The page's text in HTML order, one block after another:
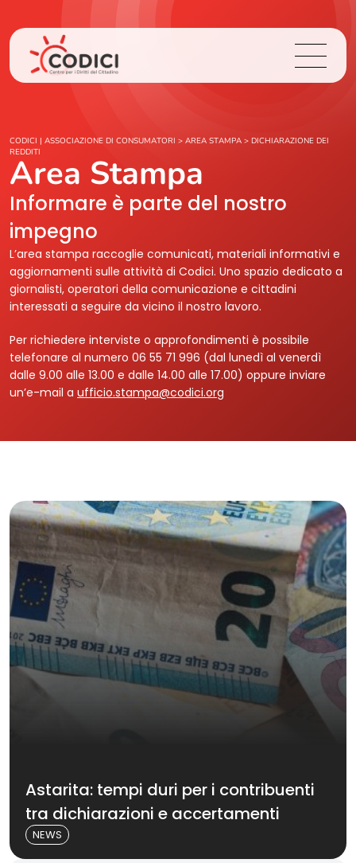
Chi Siamo
Cosa Facciamo
Area Stampa
Contatti
Login
CODICI | ASSOCIAZIONE DI CONSUMATORI > AREA STAMPA > DICHIARAZIONE DEI
REDDITI
Area Stampa
Informare è parte del nostro
impegno
L’area stampa raccoglie comunicati, materiali informativi e
aggiornamenti sulle attività di Codici. Uno spazio dedicato a
giornalisti, operatori della comunicazione e cittadini
interessati a seguire da vicino il nostro lavoro.
Per richiedere interviste o approfondimenti è possibile
telefonare al numero 06 55 71 996 (dal lunedì al venerdì
dalle 9.00 alle 13.00 e dalle 14.00 alle 17.00) oppure inviare
un’e-mail a ufficio.stampa@codici.org
Astarita: tempi duri per i contribuenti
tra dichiarazioni e accertamenti
NEWS